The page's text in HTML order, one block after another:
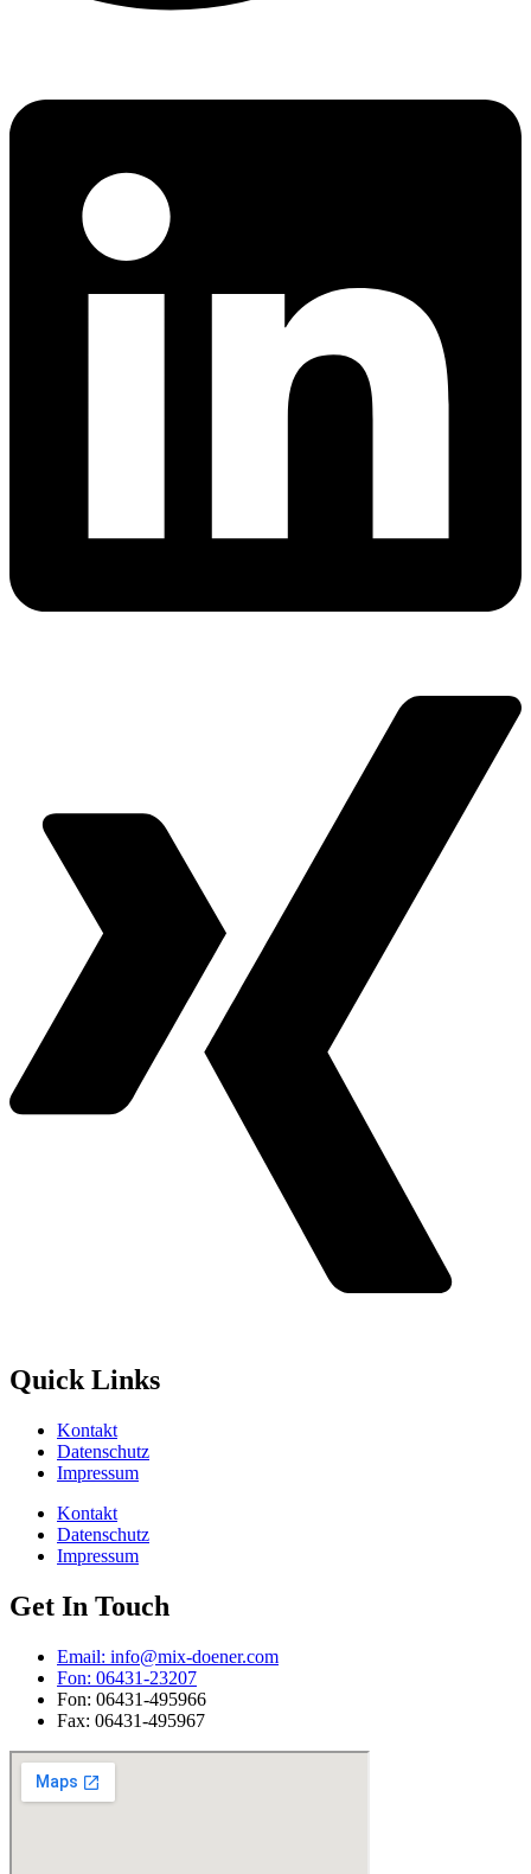
Quick Links
Kontakt
Datenschutz
Impressum
Kontakt
Datenschutz
Impressum
Get In Touch
Email: info@mix-doener.com
Fon: 06431-23207
Fon: 06431-495966
Fax: 06431-495967